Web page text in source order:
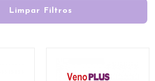
Limpar Filtros